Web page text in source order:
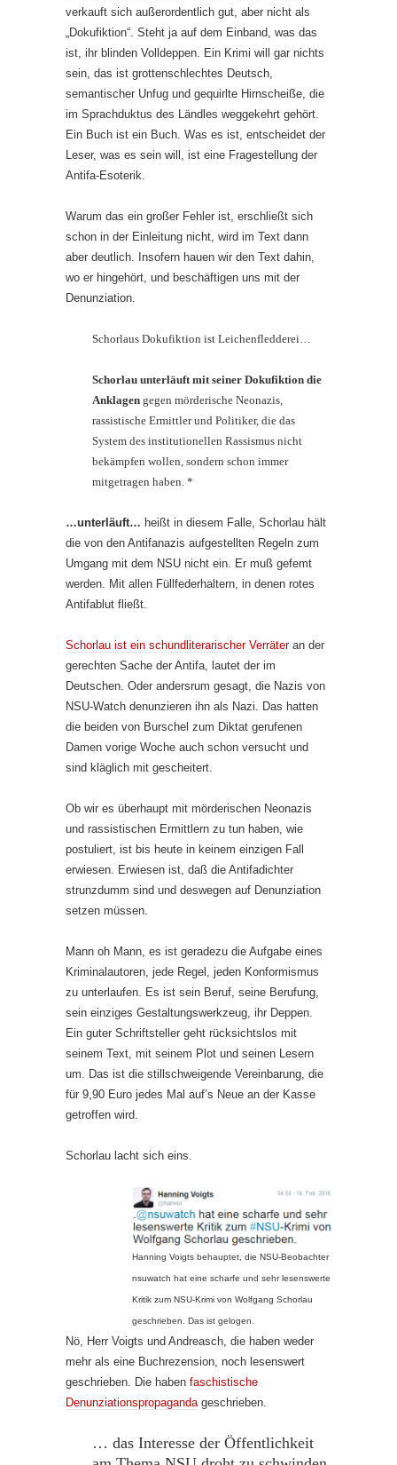
verkauft sich außerordentlich gut, aber nicht als
„Dokufiktion“. Steht ja auf dem Einband, was das
ist, ihr blinden Volldeppen. Ein Krimi will gar nichts
sein, das ist grottenschlechtes Deutsch,
semantischer Unfug und gequirlte Hirnscheiße, die
im Sprachduktus des Ländles weggekehrt gehört.
Ein Buch ist ein Buch. Was es ist, entscheidet der
Leser, was es sein will, ist eine Fragestellung der
Antifa-Esoterik.
Warum das ein großer Fehler ist, erschließt sich
schon in der Einleitung nicht, wird im Text dann
aber deutlich. Insofern hauen wir den Text dahin,
wo er hingehört, und beschäftigen uns mit der
Denunziation.
Schorlaus Dokufiktion ist Leichenfledderei…
Schorlau unterläuft mit seiner Dokufiktion die
Anklagen gegen mörderische Neonazis,
rassistische Ermittler und Politiker, die das
System des institutionellen Rassismus nicht
bekämpfen wollen, sondern schon immer
mitgetragen haben. *
…unterläuft… heißt in diesem Falle, Schorlau hält
die von den Antifanazis aufgestellten Regeln zum
Umgang mit dem NSU nicht ein. Er muß gefemt
werden. Mit allen Füllfederhaltern, in denen rotes
Antifablut fließt.
Schorlau ist ein schundliterarischer Verräteran der
gerechten Sache der Antifa, lautet der im
Deutschen. Oder andersrum gesagt, die Nazis von
NSU-Watch denunzieren ihn als Nazi. Das hatten
die beiden von Burschel zum Diktat gerufenen
Damen vorige Woche auch schon versucht und
sind kläglich mit gescheitert.
Ob wir es überhaupt mit mörderischen Neonazis
und rassistischen Ermittlern zu tun haben, wie
postuliert, ist bis heute in keinem einzigen Fall
erwiesen. Erwiesen ist, daß die Antifadichter
strunzdumm sind und deswegen auf Denunziation
setzen müssen.
Mann oh Mann, es ist geradezu die Aufgabe eines
Kriminalautoren, jede Regel, jeden Konformismus
zu unterlaufen. Es ist sein Beruf, seine Berufung,
sein einziges Gestaltungs­werkzeug, ihr Deppen.
Ein guter Schriftsteller geht rücksichtslos mit
seinem Text, mit seinem Plot und seinen Lesern
um. Das ist die stillschweigende Vereinbarung, die
für 9,90 Euro jedes Mal auf’s Neue an der Kasse
getroffen wird.
Schorlau lacht sich eins.
Hanning Voigts behauptet, die NSU-Beobachter
nsuwatch hat eine scharfe und sehr lesenswerte
Kritik zum NSU-Krimi von Wolfgang Schorlau
geschrieben. Das ist gelogen.
Nö, Herr Voigts und Andreasch, die haben weder
mehr als eine Buchrezension, noch lesenswert
geschrieben. Die haben faschistische
Denunziationspropaganda geschrieben.
… das Interesse der Öffentlichkeit